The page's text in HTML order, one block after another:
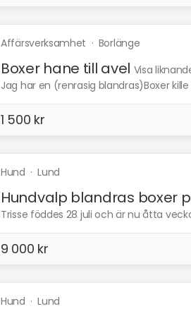
Affärsverksamhet · Borlänge
Boxer hane till avel Visa
Jag har en (renrasig blandras)Boxer
1 500 kr
Hund ·Lund
Hundvalp blandras boxer
Trisse föddes 28 juli och är nu åtta
9 000 kr
Hund ·Lund